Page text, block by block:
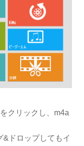
クリックし、m4a
ドロップしてもイ